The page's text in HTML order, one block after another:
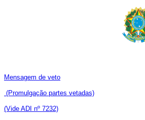
Mensagem de veto
(Promulgação partes vetadas)
(Vide ADI nº 7232)